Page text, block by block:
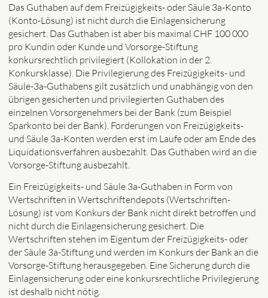
Das Guthaben auf dem Freizügigkeits- oder Säule 3a-Konto
(Konto-Lösung) ist nicht durch die Einlagensicherung
gesichert. Das Guthaben ist aber bis maximal CHF 100 000
pro Kundin oder Kunde und Vorsorge-Stiftung
konkursrechtlich privilegiert (Kollokation in der 2.
Konkursklasse). Die Privilegierung des Freizügigkeits- und
Säule-3a-Guthabens gilt zusätzlich und unabhängig von den
übrigen gesicherten und privilegierten Guthaben des
einzelnen Vorsorgenehmers bei der Bank (zum Beispiel
Sparkonto bei der Bank). Forderungen von Freizügigkeits-
und Säule 3a-Konten werden erst im Laufe oder am Ende des
Liquidationsverfahren ausbezahlt. Das Guthaben wird an die
Vorsorge-Stiftung ausbezahlt.
Ein Freizügigkeits- und Säule 3a-Guthaben in Form von
Wertschriften in Wertschriftendepots (Wertschriften-
Lösung) ist vom Konkurs der Bank nicht direkt betroffen und
nicht durch die Einlagensicherung gesichert. Die
Wertschriften stehen im Eigentum der Freizügigkeits- oder
der Säule 3a-Stiftung und werden im Konkurs der Bank an die
Vorsorge-Stiftung herausgegeben. Eine Sicherung durch die
Einlagensicherung oder eine konkursrechtliche Privilegierung
ist deshalb nicht nötig.